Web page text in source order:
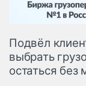
Подвёл
выбрать
остаться